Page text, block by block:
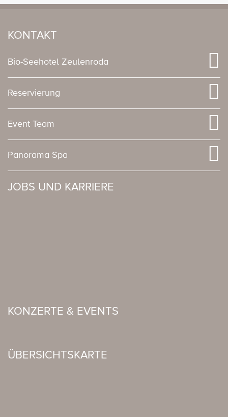
KONTAKT
Bio-Seehotel Zeulenroda
Reservierung
Event Team
Panorama Spa
JOBS UND KARRIERE
KONZERTE & EVENTS
ÜBERSICHTSKARTE